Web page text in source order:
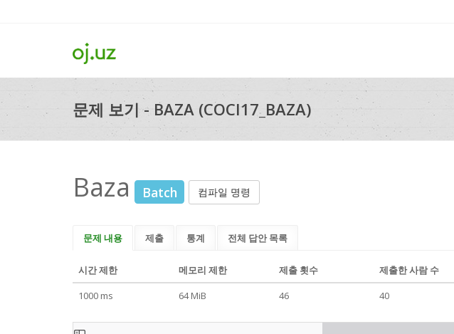
문제 보기 - BAZA (COCI17_BAZA)
Baza Batch 컴파일 명령
문제 내용 제출 통계 전체 답안 목록
시간 제한 메모리 제한 제출 횟수 제출한 사람 수
1000 ms
64 MiB 46 40